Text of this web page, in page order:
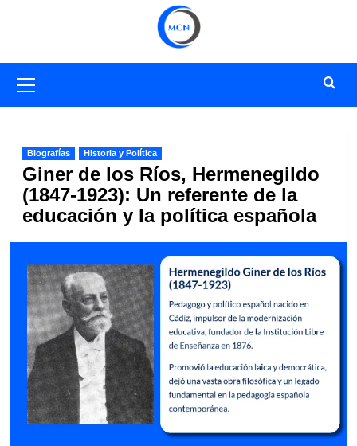
primario
Biografías Historia y Política
Giner de los Ríos, Hermenegildo
(1847-1923): Un referente de la
educación y la política española